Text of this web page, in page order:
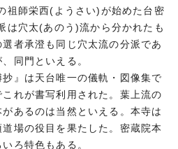
祖師栄西(ようさい)が始めた台密
は穴太(あのう)流から分かれたも
者承澄も同じ穴太流の分派であ
同門といえる。
』は天台唯一の儀軌・図像集で
れが書写利用された。葉上流の
あるのは当然といえる。本寺は
場の役目を果たした。密蔵院本
ろ特色もある。